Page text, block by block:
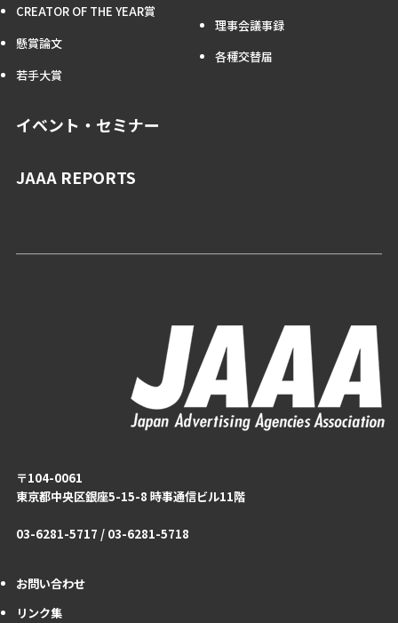
CREATOR OF THE YEAR賞
懸賞論文
若手大賞
イベント・セミナー
JAAA REPORTS
理事会議事録
各種交替届
〒104-0061
東京都中央区銀座5-15-8 時事通信ビル11階
03-6281-5717 / 03-6281-5718
お問い合わせ
リンク集